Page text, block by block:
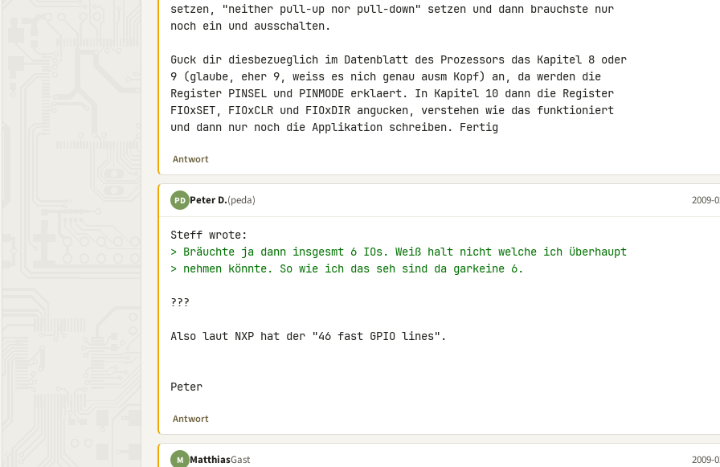
setzen, "neither pull-up nor pull-down" setzen und dann brauchste nur
noch ein und ausschalten.
Guck dir diesbezueglich im Datenblatt des Prozessors das Kapitel 8 oder
9 (glaube, eher 9, weiss es nich genau ausm Kopf) an, da werden die
Register PINSEL und PINMODE erklaert. In Kapitel 10 dann die Register
FIOxSET, FIOxCLR und FIOxDIR angucken, verstehen wie das funktioniert
und dann nur noch die Applikation schreiben. Fertig
Antwort
PD Peter D.(peda) 2009-
> Bräuchte ja dann insgesmt 6 IOs. Weiß halt nicht welche ich überhaupt
> nehmen könnte. So wie ich das seh sind da garkeine 6.
???
Also laut NXP hat der "46 fast GPIO lines".
Peter
Antwort
M MatthiasGast 2009-